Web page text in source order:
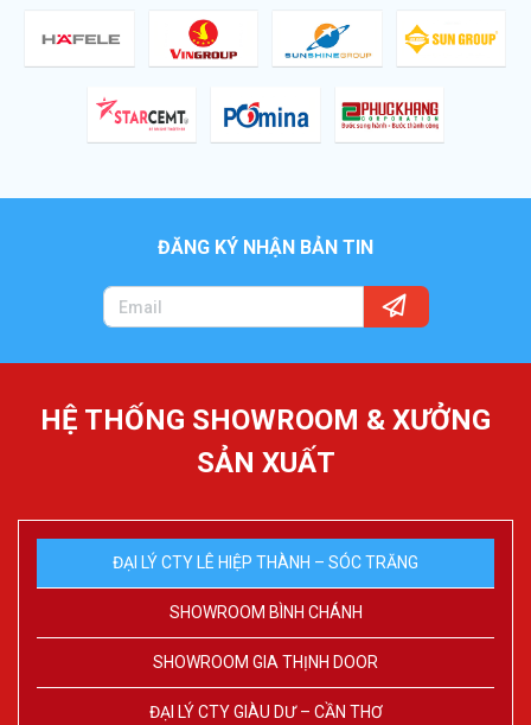
ĐĂNG KÝ NHẬN BẢN TIN
HỆ THỐNG SHOWROOM & XƯỞNG
SẢN XUẤT
ĐẠI LÝ CTY LÊ HIỆP THÀNH – SÓC TRĂNG
SHOWROOM BÌNH CHÁNH
SHOWROOM GIA THỊNH DOOR
ĐẠI LÝ CTY GIÀU DƯ – CẦN THƠ